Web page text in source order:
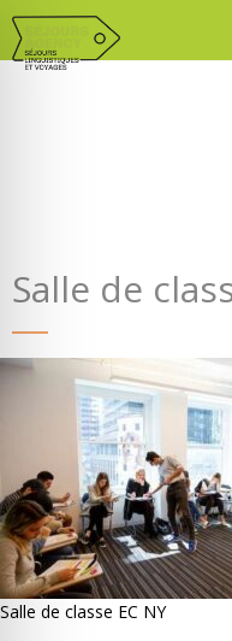
Salle de
Salle de classe EC NY